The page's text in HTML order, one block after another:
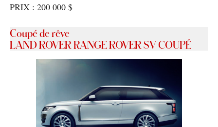
PRIX : 200 000 $
Coupé de rêve
LAND ROVER RANGE ROVER SV COUPÉ